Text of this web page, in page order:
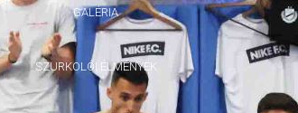
GALÉRIA
SZURKOLÓI ÉLMÉNYEK